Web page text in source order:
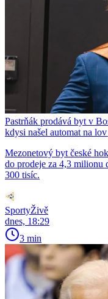
Pastrňák prodává byt v
kdysi našel automat na
Mezonetový byt české
do prodeje za 4,3 milionu
300 tisíc.
SportyŽivě
dnes, 18:29
3 min